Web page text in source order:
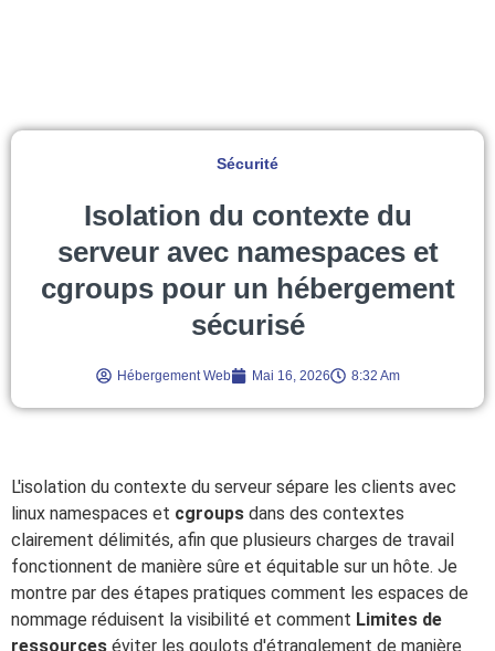
Sécurité
Isolation du contexte du
serveur avec namespaces et
cgroups pour un hébergement
sécurisé
Hébergement Web Mai 16, 2026 8:32 Am
L'isolation du contexte du serveur sépare les clients avec
linux namespaces et cgroups dans des contextes
clairement délimités, afin que plusieurs charges de travail
fonctionnent de manière sûre et équitable sur un hôte. Je
montre par des étapes pratiques comment les espaces de
nommage réduisent la visibilité et comment Limites de
ressources éviter les goulots d'étranglement de manière